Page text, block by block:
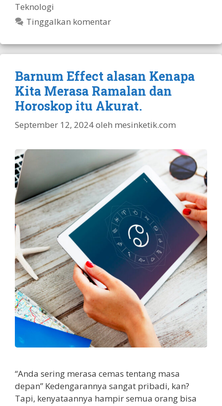
Teknologi
Tinggalkan komentar
Barnum Effect alasan Kenapa
Kita Merasa Ramalan dan
Horoskop itu Akurat.
September 12, 2024oleh mesinketik.com
“Anda sering merasa cemas tentang masa
depan” Kedengarannya sangat pribadi, kan?
Tapi, kenyataannya hampir semua orang bisa